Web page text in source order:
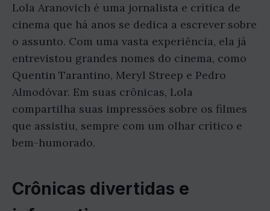
Lola Aranovich é uma jornalista e crítica de
cinema que há anos se dedica a escrever sobre
o assunto. Com uma vasta experiência, ela já
entrevistou grandes nomes do cinema, como
Quentin Tarantino, Meryl Streep e Pedro
Almodóvar. Em suas crônicas, Lola
compartilha suas impressões sobre os filmes
que assistiu, sempre com um olhar crítico e
bem-humorado.
Crônicas divertidas e